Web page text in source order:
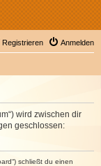
Anmelden
Registrieren
wird zwischen dir
geschlossen:
schließt du einen